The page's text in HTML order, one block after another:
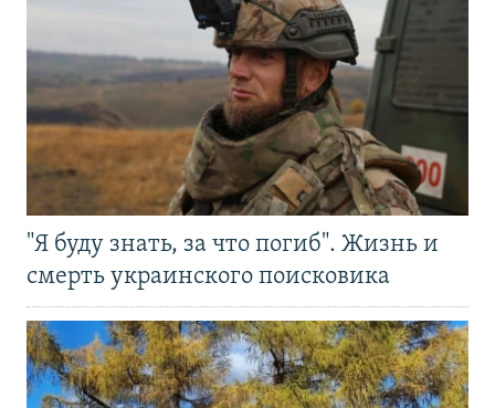
"Я буду знать, за что погиб". Жизнь и
смерть украинского поисковика